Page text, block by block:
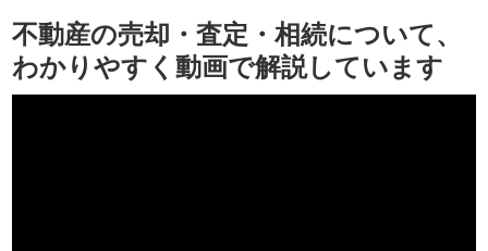
不動産の売却・査定・相続について、
わかりやすく動画で解説しています